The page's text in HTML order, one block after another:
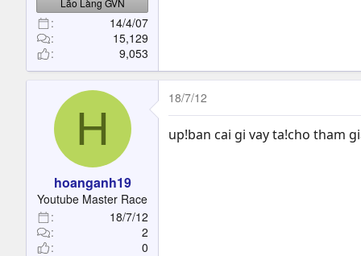
Lão Làng GVN
14/4/07
15,129
9,053
H
hoanganh19
Youtube Master Race
18/7/12
2
0
18/7/12
up!ban cai gi vay ta!cho tham